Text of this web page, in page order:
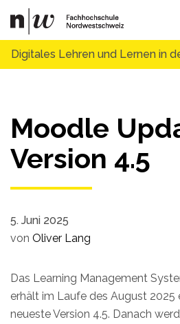
Digitales Lehren und Lernen in
Moodle
Version 4.5
5. Juni 2025
von Oliver Lang
Das Learning Management
erhält im Laufe des August 2025
neueste Version 4.5. Danach